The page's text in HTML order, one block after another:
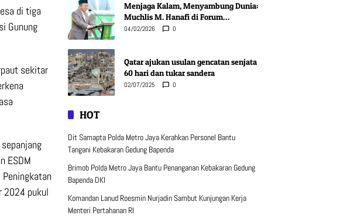
di tiga
Gunung
sekitar
ESDM
2024 pukul
Menjaga Kalam, Menyambung Dunia:
Muchlis M. Hanafi di Forum
Pentashihan Mushaf Karbala
04/02/2026 0
Qatar ajukan usulan gencatan senjata
60 hari dan tukar sandera
02/07/2025 0
HOT
Dit Samapta Polda Metro Jaya Kerahkan Personel Bantu
Tangani Kebakaran Gedung Bapenda
Brimob Polda Metro Jaya Bantu Penanganan Kebakaran Gedung
Bapenda DKI
Komandan Lanud Roesmin Nurjadin Sambut Kunjungan Kerja
Menteri Pertahanan RI